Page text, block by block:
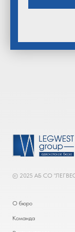
© 2025 АБ СО
О бюро
Команда